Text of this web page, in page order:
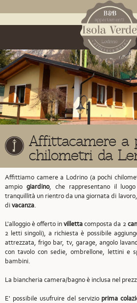
Affittacamere a
chilometri da
Affittiamo camere a Lodrino (a pochi
ampio giardino, che rappresentano il
tranquillità un rientro da una giornata di
divacanza.
L'alloggio è offerto invillettacomposta da 2
2 letti singoli), a richiesta è possibile
attrezzata, frigo bar, tv, garage, angolo
con tavolo con sedie, ombrellone, lettini e
bambini.
La biancheria camera/bagno è inclusa nel
E' possibile usufruire del servizio prima